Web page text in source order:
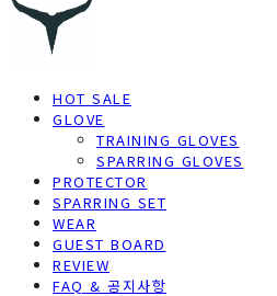
HOT SALE
GLOVE
TRAINING GLOVES
SPARRING GLOVES
PROTECTOR
SPARRING SET
WEAR
GUEST BOARD
REVIEW
FAQ & 공지사항